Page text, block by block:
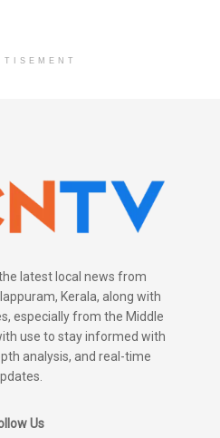
latest local news from
Kerala, along with
especially from the Middle
use to stay informed with
analysis, and real-time
Us